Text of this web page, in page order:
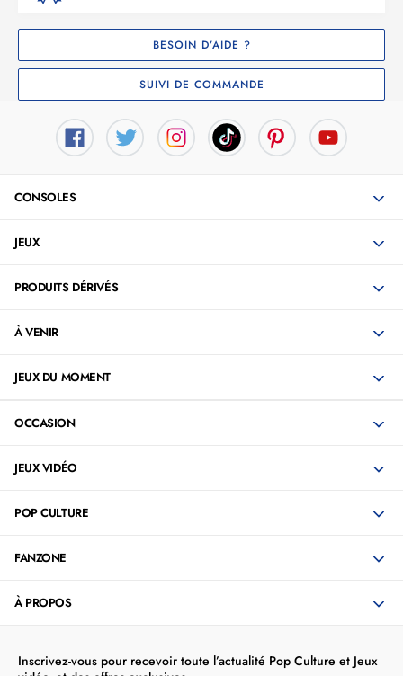
BESOIN D’AIDE ?
SUIVI DE COMMANDE
CONSOLES
JEUX
PRODUITS DÉRIVÉS
À VENIR
JEUX DU MOMENT
OCCASION
JEUX VIDÉO
POP CULTURE
FANZONE
À PROPOS
Inscrivez-vous pour recevoir toute l’actualité Pop Culture et Jeux